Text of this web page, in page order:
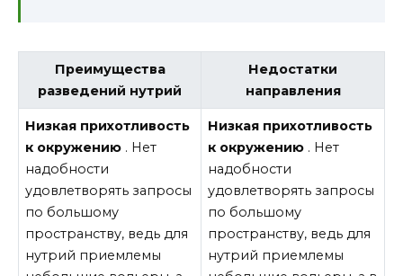
Преимущества
разведений нутрий
Недостатки
направления
Низкая прихотливость
к окружению . Нет
надобности
удовлетворять запросы
по большому
пространству, ведь для
нутрий приемлемы
Низкая прихотливость
к окружению . Нет
надобности
удовлетворять запросы
по большому
пространству, ведь для
нутрий приемлемы